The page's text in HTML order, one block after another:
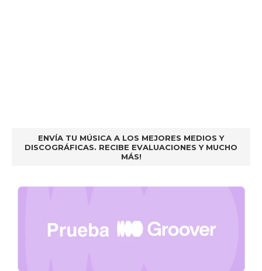
ENVÍA TU MÚSICA A LOS MEJORES MEDIOS Y
DISCOGRÁFICAS. RECIBE EVALUACIONES Y MUCHO
MÁS!